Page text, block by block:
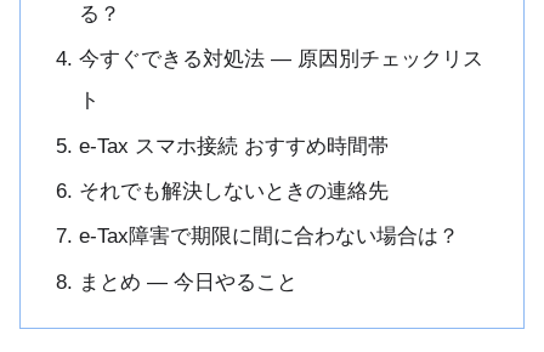
る？
今すぐできる対処法 — 原因別チェックリス
ト
e-Tax スマホ接続 おすすめ時間帯
それでも解決しないときの連絡先
e-Tax障害で期限に間に合わない場合は？
まとめ — 今日やること